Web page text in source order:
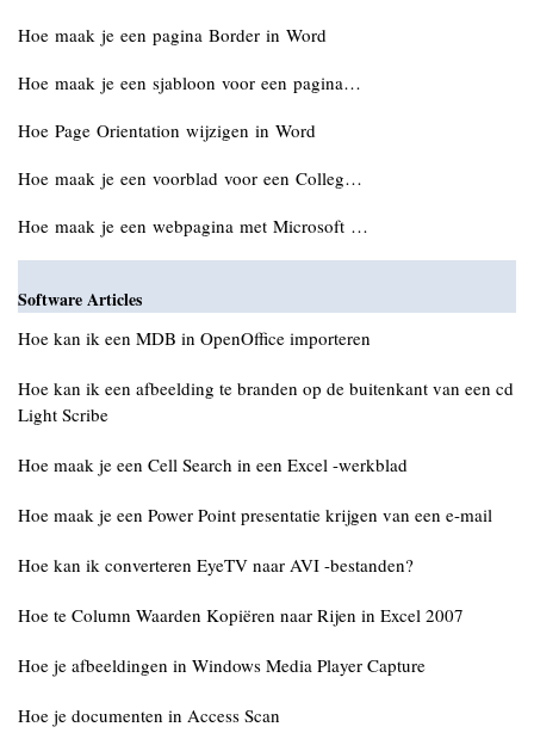
Hoe maak je een pagina Border in Word
Hoe maak je een sjabloon voor een pagina…
Hoe Page Orientation wijzigen in Word
Hoe maak je een voorblad voor een Colleg…
Hoe maak je een webpagina met Microsoft …
Software Articles
Hoe kan ik een MDB in OpenOffice importeren
Hoe kan ik een afbeelding te branden op de buitenkant van een cd
Light Scribe
Hoe maak je een Cell Search in een Excel -werkblad
Hoe maak je een Power Point presentatie krijgen van een e-mail
Hoe kan ik converteren EyeTV naar AVI -bestanden?
Hoe te Column Waarden Kopiëren naar Rijen in Excel 2007
Hoe je afbeeldingen in Windows Media Player Capture
Hoe je documenten in Access Scan